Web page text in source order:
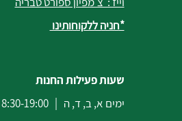
*חניה ללקוחותינו
שעות פעילות החנות
ימים א, ב, ד, ה | 8:30-19:00